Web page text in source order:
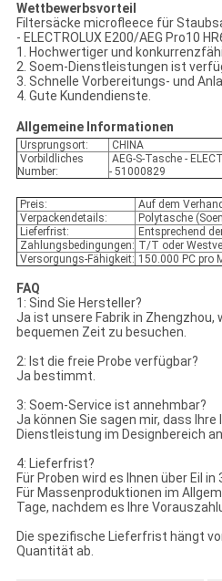
Wettbewerbsvorteil
Filtersäcke microfleece für
- ELECTROLUX E200/AEG Pro10
1. Hochwertiger und
2. Soem-Dienstleistungen ist
3. Schnelle Vorbereitungs- und
4. Gute Kundendienste.
Allgemeine Informationen
Ursprungsort:
CHINA
Vorbildliches
Number:
AEG-S-Tasche -
- 51000829
Preis:
Auf dem
Verpackendetails:
Polytasche
Lieferfrist:
Entsprechend
Zahlungsbedingungen: T/T oder
Versorgungs-Fähigkeit: 150.000 PC pro
FAQ
1: Sind Sie Hersteller?
Ja ist unsere Fabrik in Zhengzhou,
bequemen Zeit zu besuchen.
2: Ist die freie Probe verfügbar?
Ja bestimmt.
3: Soem-Service ist annehmbar?
Ja können Sie sagen mir, dass Ihre
Dienstleistung im Designbereich
4: Lieferfrist?
Für Proben wird es Ihnen über Eil
Für Massenproduktionen im
Tage, nachdem es Ihre
Die spezifische Lieferfrist hängt
Quantität ab.